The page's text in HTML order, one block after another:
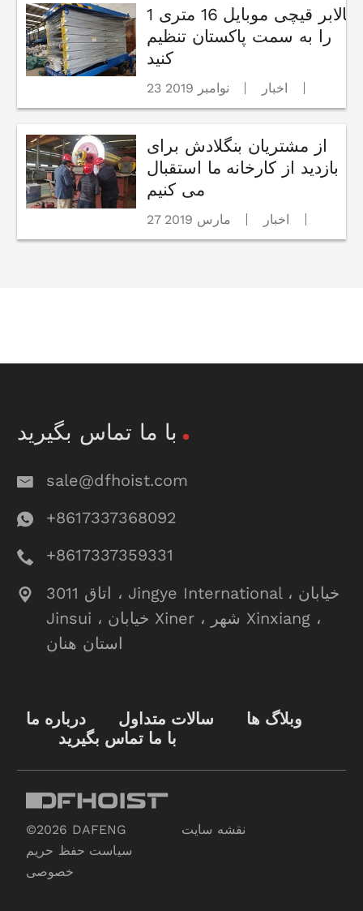
1 بالابر قیچی موبایل 16 متری
را به سمت پاکستان تنظیم
کنید
23 نوامبر 2019 اخبار
از مشتریان بنگلادش برای
بازدید از کارخانه ما استقبال
می کنیم
27 مارس 2019 اخبار
با ما تماس بگیرید
sale@dfhoist.com
+8617337368092
+8617337359331
اتاق 3011 ، Jingye International ، خیابان
Jinsui ، خیابان Xiner ، شهر Xinxiang ،
استان هنان
درباره ما سالات متداول
وبلاگ ها
با ما تماس بگیرید
©2026 DAFENG
نقشه سایت
سیاست حفظ حریم
خصوصی